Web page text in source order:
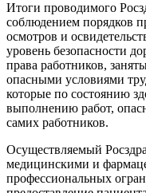
Итоги проводимого
соблюдением порядков
осмотров и
уровень безопасности
права работников,
опасными условиями
которые по состоянию
выполнению работ,
самих работников.
Осуществляемый
медицинскими и
профессиональных